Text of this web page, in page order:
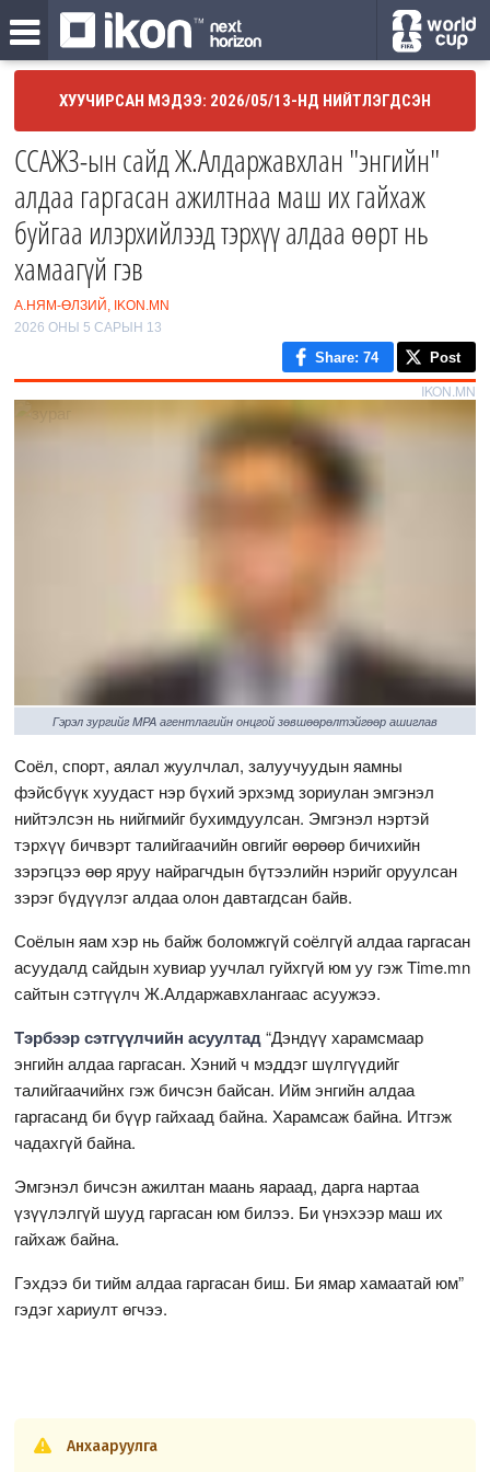
ХУУЧИРСАН МЭДЭЭ: 2026/05/13-НД НИЙТЛЭГДСЭН
ССАЖЗ-ын сайд Ж.Алдаржавхлан "энгийн"
алдаа гаргасан ажилтнаа маш их гайхаж
буйгаа илэрхийлээд тэрхүү алдаа өөрт нь
хамаагүй гэв
А.НЯМ-ӨЛЗИЙ, IKON.MN
2026 ОНЫ 5 САРЫН 13
Share: 74 Post
IKON.MN
Гэрэл зургийг MPA агентлагийн онцгой зөвшөөрөлтэйгөөр ашиглав
Соёл, спорт, аялал жуулчлал, залуучуудын яамны
фэйсбүүк хуудаст нэр бүхий эрхэмд зориулан эмгэнэл
нийтэлсэн нь нийгмийг бухимдуулсан. Эмгэнэл нэртэй
тэрхүү бичвэрт талийгаачийн овгийг өөрөөр бичихийн
зэрэгцээ өөр яруу найрагчдын бүтээлийн нэрийг оруулсан
зэрэг бүдүүлэг алдаа олон давтагдсан байв.
Соёлын яам хэр нь байж боломжгүй соёлгүй алдаа гаргасан
асуудалд сайдын хувиар уучлал гуйхгүй юм уу гэж Time.mn
сайтын сэтгүүлч Ж.Алдаржавхлангаас асуужээ.
Тэрбээр сэтгүүлчийн асуултад“Дэндүү харамсмаар
энгийн алдаа гаргасан. Хэний ч мэддэг шүлгүүдийг
талийгаачийнх гэж бичсэн байсан. Ийм энгийн алдаа
гаргасанд би бүүр гайхаад байна. Харамсаж байна. Итгэж
чадахгүй байна.
Эмгэнэл бичсэн ажилтан маань яараад, дарга нартаа
үзүүлэлгүй шууд гаргасан юм билээ. Би үнэхээр маш их
гайхаж байна.
Гэхдээ би тийм алдаа гаргасан биш. Би ямар хамаатай юм”
гэдэг хариулт өгчээ.
Анхааруулга